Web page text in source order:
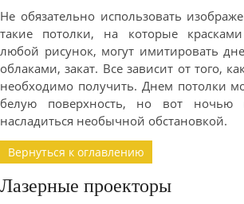
Не обязательно использовать
такие потолки, на которые
любой рисунок, могут имитировать
облаками, закат. Все зависит от того,
необходимо получить. Днем потолки
белую поверхность, но вот ночью
насладиться необычной обстановкой.
Вернуться к оглавлению
Лазерные проекторы